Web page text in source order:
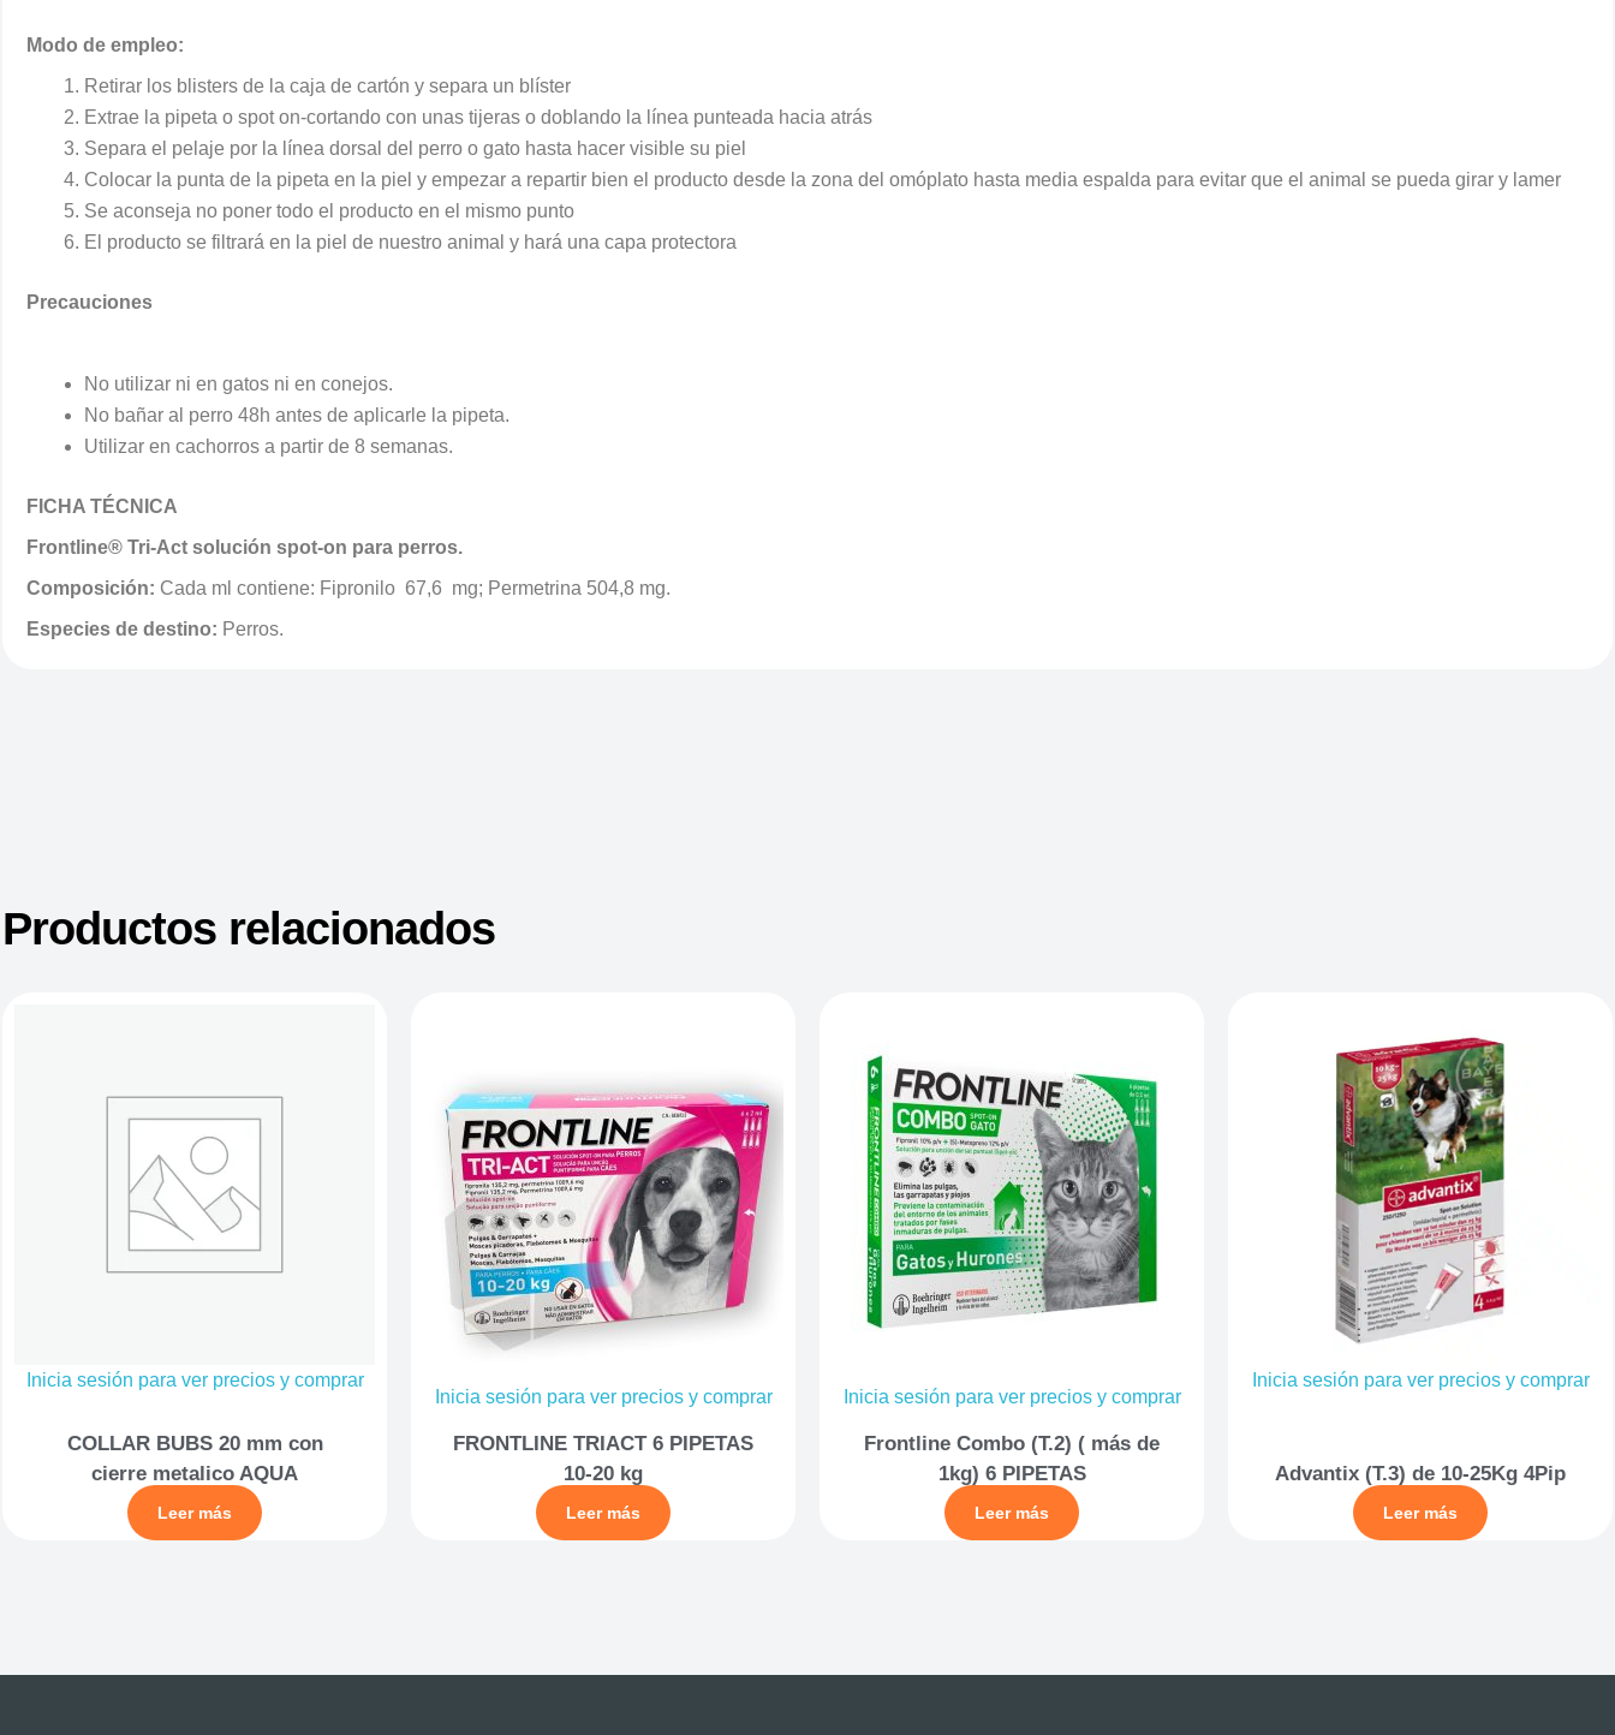
Modo de empleo:
Retirar los blisters de la caja de cartón y separa un blíster
Extrae la pipeta o spot on-cortando con unas tijeras o doblando la línea punteada hacia atrás
Separa el pelaje por la línea dorsal del perro o gato hasta hacer visible su piel
Colocar la punta de la pipeta en la piel y empezar a repartir bien el producto desde la zona del omóplato hasta media espalda para evitar que el animal se pueda girar y lamer
Se aconseja no poner todo el producto en el mismo punto
El producto se filtrará en la piel de nuestro animal y hará una capa protectora
Precauciones
No utilizar ni en gatos ni en conejos.
No bañar al perro 48h antes de aplicarle la pipeta.
Utilizar en cachorros a partir de 8 semanas.
FICHA TÉCNICA
Frontline® Tri-Act solución spot-on para perros.
Composición: Cada ml contiene: Fipronilo 67,6 mg; Permetrina 504,8 mg.
Especies de destino: Perros.
Productos relacionados
Inicia sesión para ver precios y comprar
COLLAR BUBS 20 mm con
cierre metalico AQUA
Leer más
Inicia sesión para ver precios y comprar
FRONTLINE TRIACT 6 PIPETAS
10-20 kg
Leer más
Inicia sesión para ver precios y comprar
Frontline Combo (T.2) ( más de
1kg) 6 PIPETAS
Leer más
Inicia sesión para ver precios y comprar
Advantix (T.3) de 10-25Kg 4Pip
Leer más